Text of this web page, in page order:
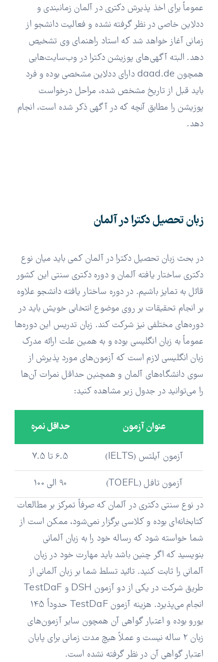
عموماً برای اخذ پذیرش دکتری در آلمان زمانبندی و
ددلاین خاصی در نظر گرفته نشده و فعالیت دانشجو از
زمانی آغاز خواهد شد که استاد راهنمای وی تشخیص
دهد. البته آگهی‌های پوزیشن دکترا در وب‌سایت‌هایی
همچون daad.de دارای ددلاین مشخصی بوده و فرد
باید قبل از تاریخ مشخص شده، مراحل درخواست
پوزیشن را مطابق آنچه که در آگهی ذکر شده است، انجام
دهد.
زبان تحصیل دکترا در آلمان
در بحث زبان تحصیل دکترا در آلمان کمی باید میان نوع
دکتری ساختار یافته آلمان و دوره دکتری سنتی این کشور
قائل به تمایز باشیم. در دوره ساختار یافته دانشجو علاوه
بر انجام تحقیقات بر روی موضوع انتخابی خویش باید در
دوره‌های مختلفی نیز شرکت کند. زبان تدریس این دوره‌ها
عموماً به زبان انگلیسی بوده و به همین علت ارائه مدرک
زبان انگلیسی لازم است که آزمون‌های مورد پذیرش از
سوی دانشگاه‌های آلمان و همچنین حداقل نمرات آن‌ها
را می‌توانید در جدول زیر مشاهده کنید:
عنوان آزمون حداقل نمره
آزمون آیلتس (IELTS) 6.5 تا 7.5
آزمون تافل (TOEFL)
90 الی 100
در نوع سنتی دکتری در آلمان که صرفاً تمرکز بر مطالعات
کتابخانه‌ای بوده و کلاسی برگزار نمی‌شود، ممکن است از
شما خواسته شود که رساله خود را به زبان آلمانی
بنویسید که اگر چنین باشد باید مهارت خود در زبان
آلمانی را ثابت کنید. تائید تسلط شما بر زبان آلمانی از
طریق شرکت در یکی از دو آزمون DSH و TestDaF
انجام می‌پذیرد. هزینه آزمون TestDaF حدوداً 145
یورو بوده و اعتبار گواهی آن همچون سایر آزمون‌های
زبان 2 ساله نیست و عملاً هیچ مدت زمانی برای پایان
اعتبار گواهی آن در نظر گرفته نشده است.